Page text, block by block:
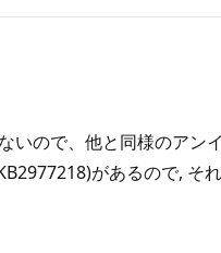
ので、他と同様のアン
があるので, そ